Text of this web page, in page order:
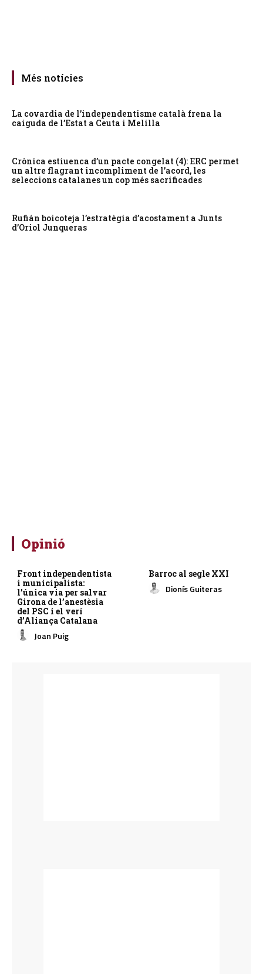
Més notícies
La covardia de l’independentisme català frena la
caiguda de l’Estat a Ceuta i Melilla
Crònica estiuenca d’un pacte congelat (4): ERC permet
un altre flagrant incompliment de l’acord, les
seleccions catalanes un cop més sacrificades
Rufián boicoteja l’estratègia d’acostament a Junts
d’Oriol Junqueras
Opinió
Front independentista
i municipalista:
l’única via per salvar
Girona de l’anestèsia
del PSC i el verí
d’Aliança Catalana
Joan Puig
Barroc al segle XXI
Dionís Guiteras